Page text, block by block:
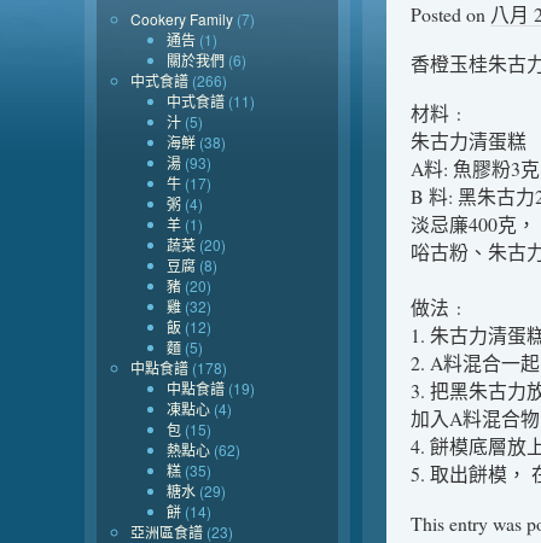
Posted on 八月
香橙玉桂朱古
材料﹕
朱古力清蛋
A料: 魚膠粉3
B 料: 黑朱古力
淡忌廉400克，
唂古粉、朱古
做法﹕
1. 朱古力清蛋
2. A料混合一
3. 把黑朱古力
加入A料混合
4. 餅模底層放
5. 取出餅模，
This entry was
Cookery Family (7)
通告 (1)
關於我們 (6)
中式食譜 (266)
中式食譜 (11)
汁 (5)
海鮮 (38)
湯 (93)
牛 (17)
粥 (4)
羊 (1)
蔬菜 (20)
豆腐 (8)
豬 (20)
雞 (32)
飯 (12)
麵 (5)
中點食譜 (178)
中點食譜 (19)
凍點心 (4)
包 (15)
熱點心 (62)
糕 (35)
糖水 (29)
餅 (14)
亞洲區食譜 (23)